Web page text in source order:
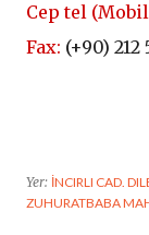
Cep tel
Fax: (+90) 212
Yer: İNCIRLI CAD.
ZUHURATBABA